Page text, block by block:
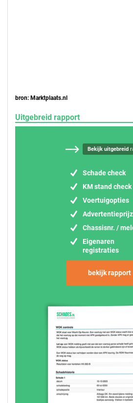
bron: Marktplaats.nl
Uitgebreid rapport
Bekijk uitgebreid
Schade check
KM stand check
Voertuigopties
Chassisnr. /
Eigenaren
registraties
bekijk rapport